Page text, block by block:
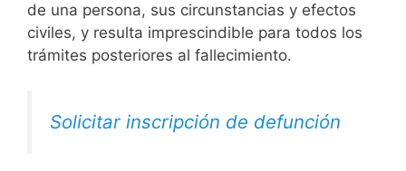
de una persona, sus circunstancias y efectos
civiles, y resulta imprescindible para todos los
trámites posteriores al fallecimiento.
Solicitar inscripción de defunción